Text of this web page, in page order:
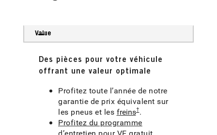
Value
Des pièces pour votre véhicule
offrant une valeur optimale
Profitez toute l’année de notre
garantie de prix équivalent sur
les pneus et les freins†.
Profitez du programme
d’entretien pour VE gratuit